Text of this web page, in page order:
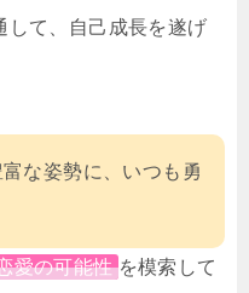
して、自己成長を遂げ
な姿勢に、いつも勇
愛の可能性 を模索して